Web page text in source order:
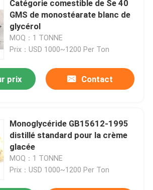
de boulangerie
GMO
pain
boulangerie
Catégorie comestible de Se 40
GMS de monostéarate blanc de
glycérol
MOQ：1 TONNE
Prix：USD 1000~1200 Per Ton
prix Contact
Monoglycéride GB15612-1995
distillé standard pour la crème
glacée
MOQ：1 TONNE
Prix：USD 1000~1200 Per Ton